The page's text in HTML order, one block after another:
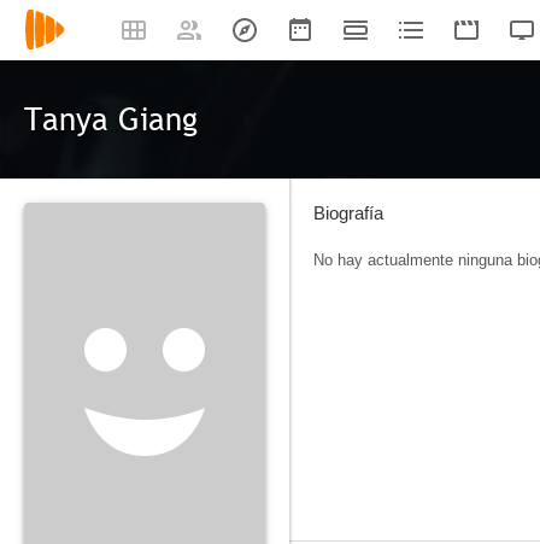
Tanya Giang
Biografía
No hay actualmente ninguna